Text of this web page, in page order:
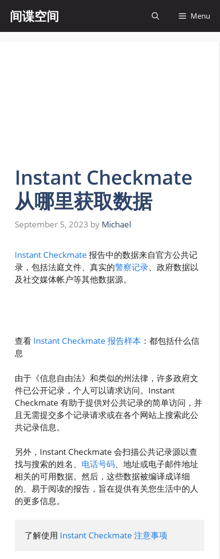
content
间谍空间 Menu
Instant Checkmate
从哪里获取数据
September 5, 2023 by Michael
Instant Checkmate 报告中的数据来自官方公共记
录，包括法庭文件、真实的警察记录、政府数据以
及社交媒体帐户等其他数据源。
查看 Instant Checkmate 报告样本 ：都包括什么信
息
由于《信息自由法》和类似的州法律，许多政府文
件已公开记录，个人可以请求访问。Instant
Checkmate 有助于提供对公共记录的简单访问，并
且无需提交多个记录请求或在各个网站上搜索此公
共记录信息。
另外，Instant Checkmate 会扫描公共记录源以查
找与搜索的姓名、 电话号码、地址或电子邮件地址
相关的可用数据。然后，这些数据被编译成详细
的、易于阅读的报告，旨在提供有关您生活中的人
的更多信息。
了解使用 Instant Checkmate 注意事项